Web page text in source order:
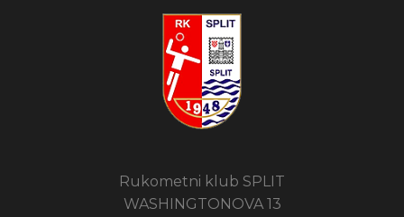
Rukometni klub SPLIT
WASHINGTONOVA 13